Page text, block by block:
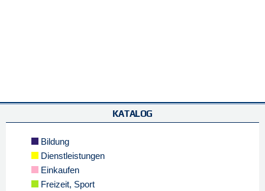
KATALOG
Bildung
Dienstleistungen
Einkaufen
Freizeit, Sport